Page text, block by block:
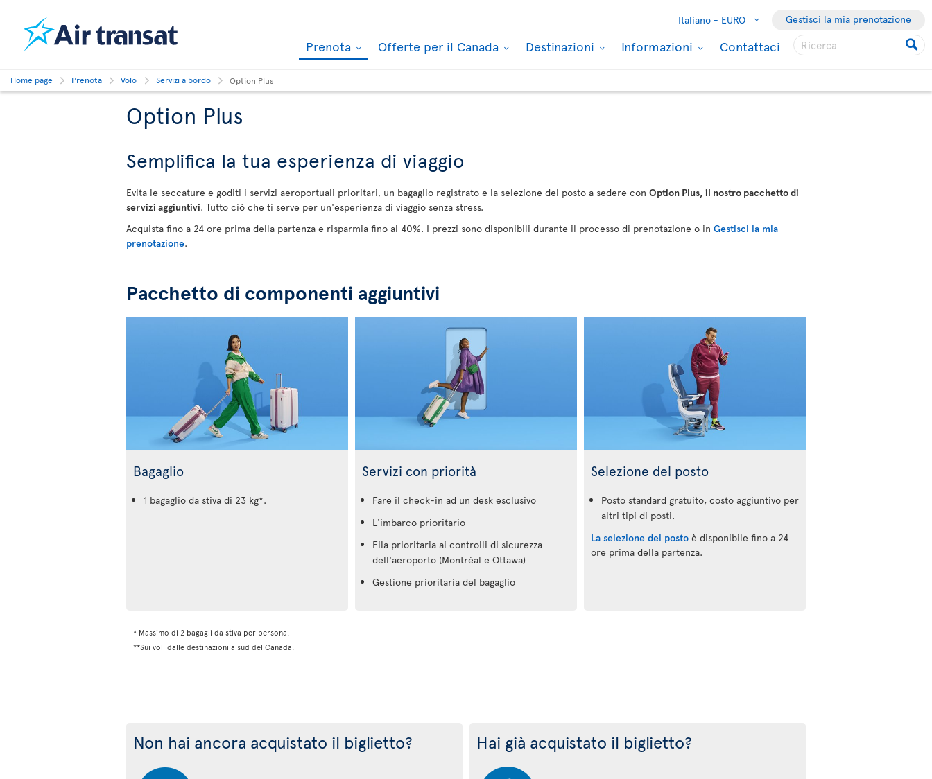
Italiano - EURO Gestisci la mia prenotazione
Prenota Offerte per il Canada Destinazioni Informazioni Contattaci
Home page Prenota Volo Servizi a bordo Option Plus
Option Plus
Semplifica la tua esperienza di viaggio
Evita le seccature e goditi i servizi aeroportuali prioritari, un bagaglio registrato e la selezione del posto a sedere con Option Plus, il nostro pacchetto di
servizi aggiuntivi. Tutto ciò che ti serve per un'esperienza di viaggio senza stress.
Acquista fino a 24 ore prima della partenza e risparmia fino al 40%. I prezzi sono disponibili durante il processo di prenotazione o in Gestisci la mia
prenotazione.
Pacchetto di componenti aggiuntivi
Bagaglio
1 bagaglio da stiva di 23 kg*.
Servizi con priorità
Fare il check-in ad un desk esclusivo
L'imbarco prioritario
Fila prioritaria ai controlli di sicurezza
dell'aeroporto (Montréal e Ottawa)
Gestione prioritaria del bagaglio
Selezione del posto
Posto standard gratuito, costo aggiuntivo per
altri tipi di posti.
La selezione del posto è disponibile fino a 24
ore prima della partenza.
* Massimo di 2 bagagli da stiva per persona.
**Sui voli dalle destinazioni a sud del Canada.
Non hai ancora acquistato il biglietto? Hai già acquistato il biglietto?